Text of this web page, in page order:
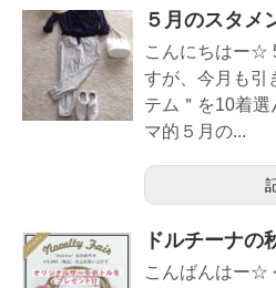
５月のスタメ
こんにちはー☆
すが、今月も引
テム＂を10着
マ的５月の...
ドルチーナの
こんばんはー☆